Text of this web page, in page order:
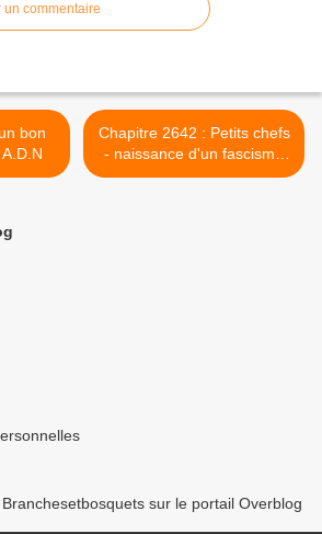
un commentaire
Chapitre 2642 : Petits chefs
- naissance d'un fascisme
tranquille pour défendre la
sur le portail Overblog